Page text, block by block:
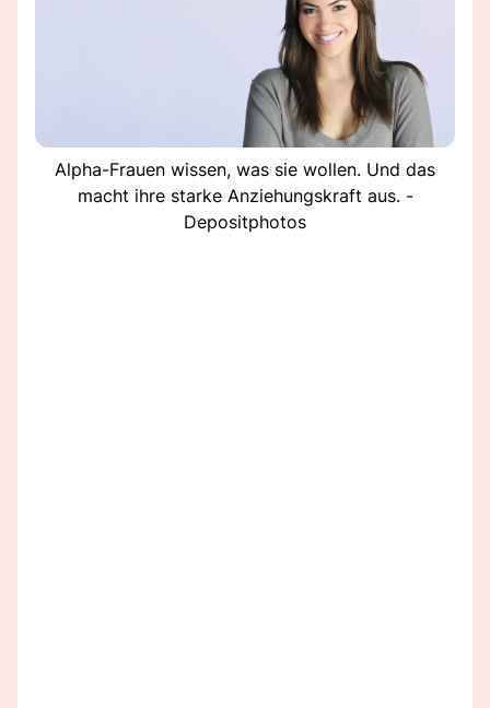
Alpha-Frauen wissen, was sie wollen. Und das
macht ihre starke Anziehungskraft aus. -
Depositphotos